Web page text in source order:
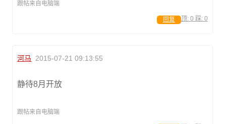
跟帖来自电脑端
顶: 0 踩: 0
回复
河马 2015-07-21 09:13:55
静待8月开放
跟帖来自电脑端